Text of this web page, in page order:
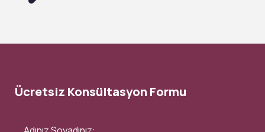
Ücretsiz Konsültasyon Formu